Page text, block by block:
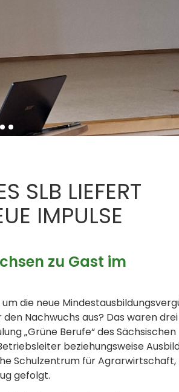
SLB LIEFERT
IMPULSE
zu Gast im
die neue
Nachwuchs aus? Das waren
„Grüne Berufe“ des Sächsischen
beziehungsweise
Schulzentrum für
gefolgt.